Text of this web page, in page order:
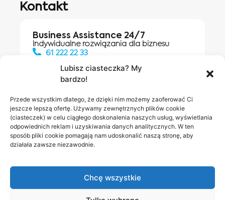
Lubisz ciasteczka? My
bardzo!
Przede wszystkim dlatego, że dzięki nim możemy zaoferować Ci
jeszcze lepszą ofertę. Używamy zewnętrznych plików cookie
(ciasteczek) w celu ciągłego doskonalenia naszych usług, wyświetlania
odpowiednich reklam i uzyskiwania danych analitycznych. W ten
sposób pliki cookie pomagają nam udoskonalić naszą stronę, aby
działała zawsze niezawodnie.
Chcę wszystkie
Kontakt
Business Assistance 24/7
Indywidualne rozwiązania dla biznesu
61 222 22 33
Salony INEA
Napisz do